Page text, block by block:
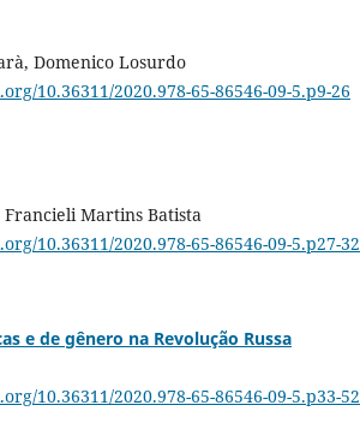
Domenico Losurdo
10.36311/2020.978-65-86546-09-5.p9-26
Francieli Martins Batista
10.36311/2020.978-65-86546-09-5.p27-32
e de gênero na Revolução Russa
10.36311/2020.978-65-86546-09-5.p33-52